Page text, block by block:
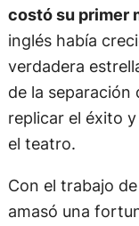
costó su primer
inglés había
verdadera
de la separación
replicar el éxito
el teatro.
Con el trabajo
amasó una